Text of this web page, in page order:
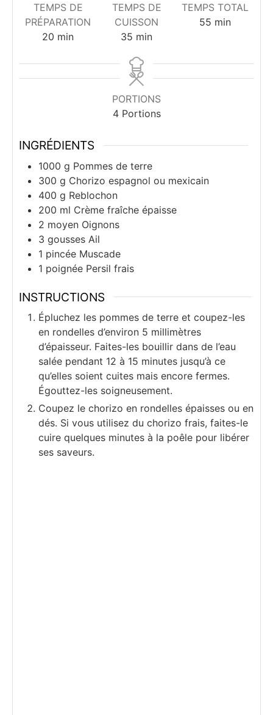
TEMPS DE
PRÉPARATION
20 minutes
min
TEMPS DE
CUISSON
35 minutes
min
TEMPS TOTAL
55minutes
min
PORTIONS
4 Portions
INGRÉDIENTS
1000 g Pommes de terre
300 g Chorizo espagnol ou mexicain
400 g Reblochon
200 ml Crème fraîche épaisse
2 moyen Oignons
3 gousses Ail
1 pincée Muscade
1 poignée Persil frais
INSTRUCTIONS
Épluchez les pommes de terre et coupez-les
en rondelles d’environ 5 millimètres
d’épaisseur. Faites-les bouillir dans de l’eau
salée pendant 12 à 15 minutes jusqu’à ce
qu’elles soient cuites mais encore fermes.
Égouttez-les soigneusement.
Coupez le chorizo en rondelles épaisses ou en
dés. Si vous utilisez du chorizo frais, faites-le
cuire quelques minutes à la poêle pour libérer
ses saveurs.